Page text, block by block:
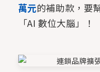
萬元的補助款，要
「AI 數位大腦」！